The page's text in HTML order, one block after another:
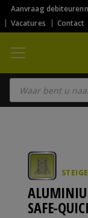
Aanvraag
Vacatures
Contact
Producten zoeken
SAFE-